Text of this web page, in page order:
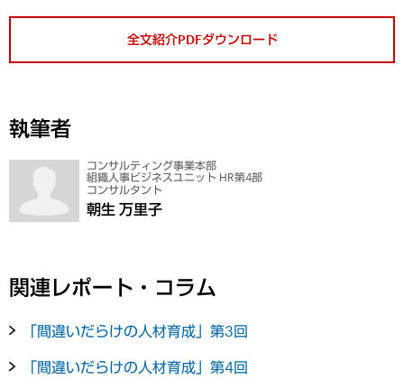
全文紹介PDFダウンロード
執筆者
コンサルティング事業本部
組織人事ビジネスユニット HR第4部
コンサルタント
朝生 万里子
関連レポート・コラム
「間違いだらけの人材育成」第3回
「間違いだらけの人材育成」第4回